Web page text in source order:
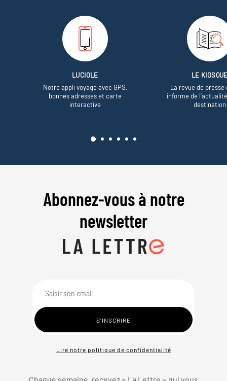
LUCIOLE
Notre appli voyage avec GPS,
bonnes adresses et carte
interactive
LE
La revue de presse
informe de
destination
Abonnez-vous à notre
newsletter
Lire notre politique de confidentialité
Chaque semaine, recevez « La Lettre » qui vous